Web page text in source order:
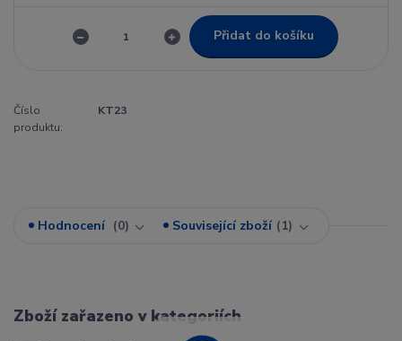
Přidat do košíku
Číslo
produktu:
KT23
Hodnocení 0 Související zboží 1
Zboží zařazeno v kategoriích